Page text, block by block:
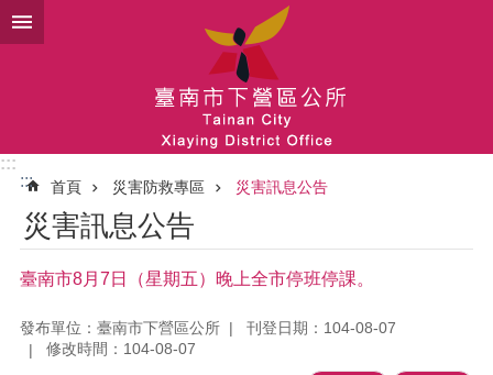
跳到主要內容區塊
:::
:::
首頁 災害防救專區 災害訊息公告
災害訊息公告
臺南市8月7日（星期五）晚上全市停班停課。
發布單位：臺南市下營區公所
刊登日期：104-08-07
修改時間：104-08-07